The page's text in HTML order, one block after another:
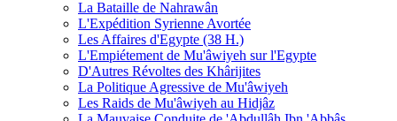
La Bataille de Nahrawân
L'Expédition Syrienne Avortée
Les Affaires d'Egypte (38 H.)
L'Empiétement de Mu'âwiyeh sur l'Egypte
D'Autres Révoltes des Khârijites
La Politique Agressive de Mu'âwiyeh
Les Raids de Mu'âwiyeh au Hidjâz